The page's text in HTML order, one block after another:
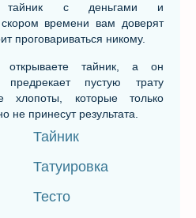
тайник с деньгами и
времени вам доверят
проговариваться никому.
тайник, а он
предрекает пустую трату
хлопоты, которые только
не принесут результата.
Тайник
Татуировка
Тесто